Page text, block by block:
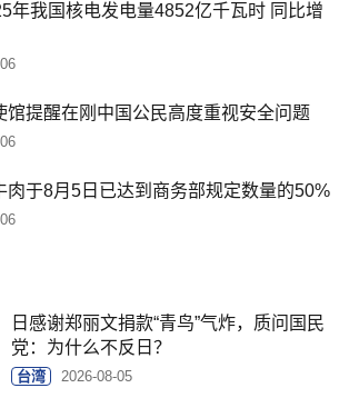
年我国核电发电量4852亿千瓦时 同比增
馆提醒在刚中国公民高度重视安全问题
肉于8月5日已达到商务部规定数量的50%
日感谢郑丽文捐款“青鸟”气炸，质问国民
党：为什么不反日？
台湾 2026-08-05